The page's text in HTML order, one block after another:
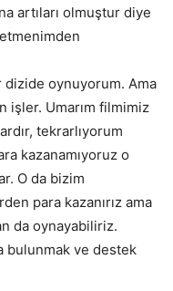
artıları olmuştur diye
dizide oynuyorum. Ama
işler. Umarım filmimiz
tekrarlıyorum
kazanamıyoruz o
O da bizim
para kazanırız ama
da oynayabiliriz.
bulunmak ve destek